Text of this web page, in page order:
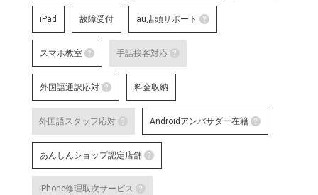
iPad 故障受付 au店頭サポート
スマホ教室
スマホ教室
スマートフォン・タブレット教室 を開催して
手話接客対応
明・修理などのアフターサ
いのある方のサポートが可
外国語通訳応対
外国語通訳応対
テレビ電話サービスで外国語通訳可能なス
な店舗です。
詳細はこちら
料金収納
外国語スタッフ応対
外国語スタッフ応対
応対をご希望される場合は事前に店舗
対応言語：―
Androidアンバサダー在籍
あんしんショップ認定店舗
iPhone修理取次サービス